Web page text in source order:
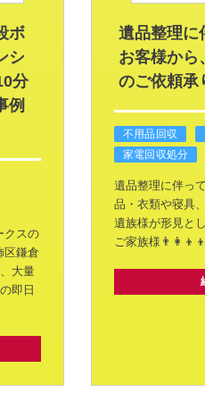
ボ
シ
分
例
クスの
区鎌倉
大量
即日
遺品整理に
お客様から
のご依頼承
不用品回収
家電回収処分
遺品整理に伴って
品・衣類や寝具、
遺族様が形見と
ご家族様